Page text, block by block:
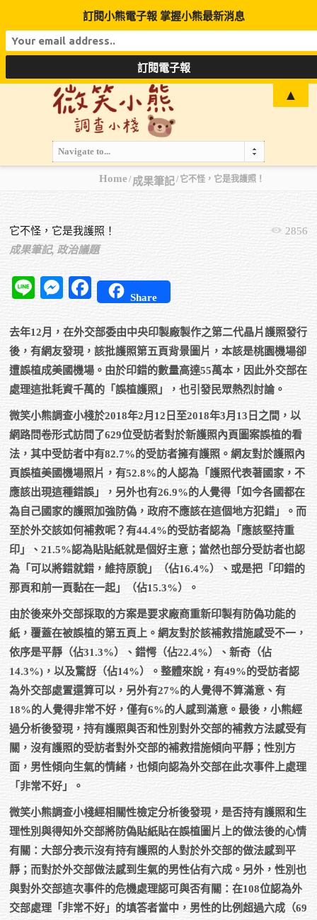
Navigate to...
Home 成果筆記 它不怪，它是我護照！
它不怪，它是我護照！
2856
成果筆記, 政治議題
Line MessengerFacebook
Share
去年12月，在外交部委由中央印製廠製作之第二代晶片護照發行
後，有網友發現，該批護照第五頁背景圖片，本該是桃園機場卻
遭誤植成美國機場。由於印錯的數量高達55萬本，因此外交部在
處理這批耗資千萬的「誤植護照」，也引發民眾熱烈討論。
微笑小熊調查小棧於2018年2月12日至2018年3月13日之間，以
網路問卷形式訪問了629位受訪者對於新護照內頁圖案誤植的看
法，其中受訪者中有82.7%的受訪者擁有護照。網友對於護照內
頁誤植美國機場照片，有52.8%的人認為「護照代表著國家，不
應該出現這種錯誤」，另外也有26.9%的人覺得「如今各國都在
為自己國家的護照加強防偽，政府不應該在這個地方犯錯」。而
至於外交該如何補救呢？有44.4%的受訪者認為「應該堅持重
印」、21.5%認為貼貼紙就是個好主意；當然也部分受訪者也認
為「可以將錯就錯，維持原貌」（佔16.4%）、或是把「印錯的
那頁和前一頁黏在一起」（佔15.3%）。
由於後來外交部採取的方案是要求廠商重新印製有防偽功能的
紙，覆蓋在被誤植的第五頁上。網友對於該補救措施感受不一，
依序是平靜（佔31.3%）、錯愕（佔22.4%）、新奇（佔
14.3%)，以及驚訝（佔14%）。整體來說，有49%的受訪者認
為外交部處置還算可以，另外有27%的人覺得不算滿意、有
18%的人覺得非常不好，僅有6%的人感到滿意。最後，小熊經
過分析後發現，持有護照與否和性別對外交部的補救方法感受有
關，沒有護照的受訪者對外交部的補救措施傾向平靜；性別方
面，男性傾向生氣的情緒，也傾向認為外交部在此次事件上處理
「非常不好」。
微笑小熊調查小棧經相關性檢定分析後發現，是否持有護照和生
理性別與得知外交部將防偽貼紙貼在誤植圖片上的做法後的心情
有關：大部分表示沒有持有護照的人對於外交部的做法感到平
靜；而對於外交部做法感到生氣的男性佔有六成。另外，性別也
與對外交部這次事件的危機處理認可與否有關：在108位認為外
交部處理「非常不好」的填答者當中，男性的比例超過六成（69
訂閱小熊電子報 掌握小熊最新消息
▲